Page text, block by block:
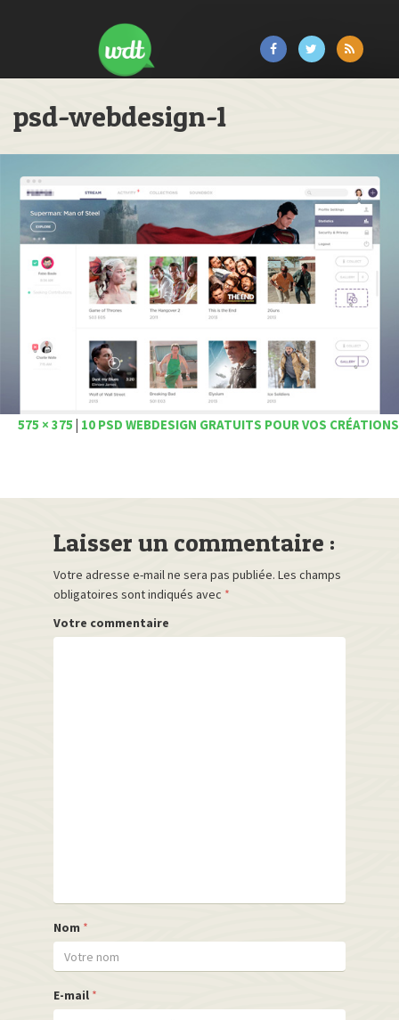
psd-webdesign-1
575 × 375 10 PSD WEBDESIGN GRATUITS POUR VOS CRÉATIONS
Laisser un commentaire :
Votre adresse e-mail ne sera pas publiée. Les champs
obligatoires sont indiqués avec *
Votre commentaire
Nom *
E-mail *